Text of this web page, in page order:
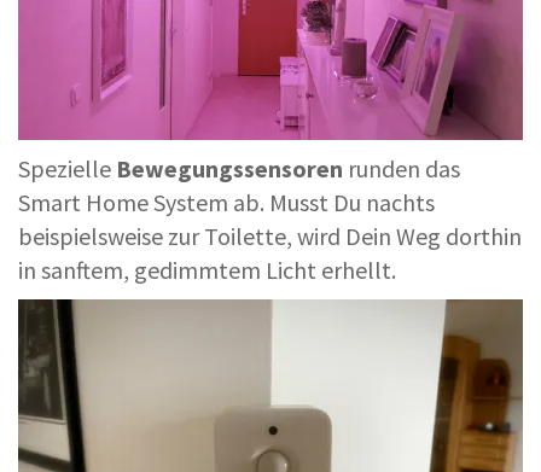
Spezielle Bewegungssensoren runden das
Smart Home System ab. Musst Du nachts
beispielsweise zur Toilette, wird Dein Weg dorthin
in sanftem, gedimmtem Licht erhellt.